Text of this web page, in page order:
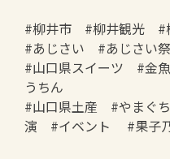
#柳井市 #柳井観光 #
#あじさい #あじさい
#山口県スイーツ #金
うちん
#山口県土産 #やまぐ
演 #イベント #果子